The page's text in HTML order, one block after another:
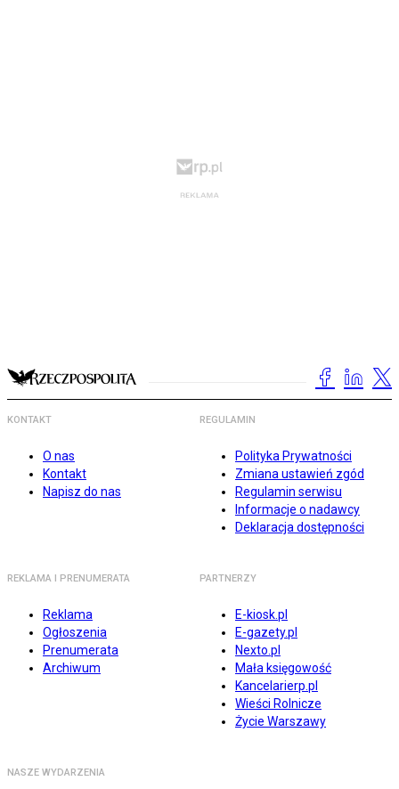
KONTAKT
O nas
Kontakt
Napisz do nas
REGULAMIN
Polityka Prywatności
Zmiana ustawień zgód
Regulamin serwisu
Informacje o nadawcy
Deklaracja dostępności
REKLAMA I PRENUMERATA
Reklama
Ogłoszenia
Prenumerata
Archiwum
PARTNERZY
E-kiosk.pl
E-gazety.pl
Nexto.pl
Mała księgowość
Kancelarierp.pl
Wieści Rolnicze
Życie Warszawy
NASZE WYDARZENIA